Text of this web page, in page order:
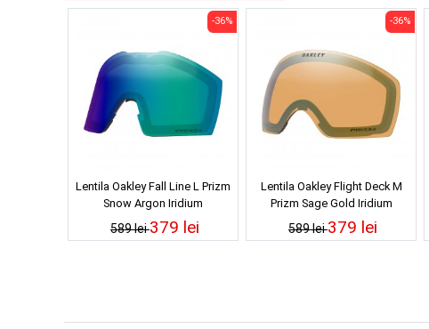
Lentila Oakley Fall Line L Prizm
Snow Argon Iridium
589 lei
-36%
379 lei
Lentila Oakley Flight Deck M
Prizm Sage Gold Iridium
589 lei
-36%
379 lei